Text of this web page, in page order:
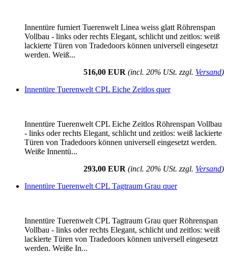
Innentüre furniert Tuerenwelt Linea weiss glatt Röhrenspan
Vollbau - links oder rechts Elegant, schlicht und zeitlos: weiß
lackierte Türen von Tradedoors können universell eingesetzt
werden. Weiß...
516,00 EUR (incl. 20% USt. zzgl. Versand)
Innentüre Tuerenwelt CPL Eiche Zeitlos quer
Innentüre Tuerenwelt CPL Eiche Zeitlos Röhrenspan Vollbau
- links oder rechts Elegant, schlicht und zeitlos: weiß lackierte
Türen von Tradedoors können universell eingesetzt werden.
Weiße Innentü...
293,00 EUR (incl. 20% USt. zzgl. Versand)
Innentüre Tuerenwelt CPL Tagtraum Grau quer
Innentüre Tuerenwelt CPL Tagtraum Grau quer Röhrenspan
Vollbau - links oder rechts Elegant, schlicht und zeitlos: weiß
lackierte Türen von Tradedoors können universell eingesetzt
werden. Weiße In...